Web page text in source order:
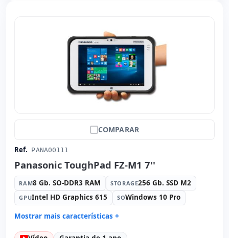
COMPARAR
Ref. PANA00111
Panasonic ToughPad FZ-M1 7''
RAM8 Gb. SO-DDR3 RAM STORAGE256 Gb. SSD M2
GPUIntel HD Graphics 615 SOWindows 10 Pro
Mostrar mais características +
Connectivity: WIFI · Bluetooth · 4G